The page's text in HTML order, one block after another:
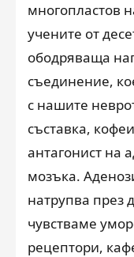
многопластов
учените от
ободряваща
съединение,
с нашите
съставка,
антагонист на
мозъка.
натрупва през
чувстваме
рецептори,